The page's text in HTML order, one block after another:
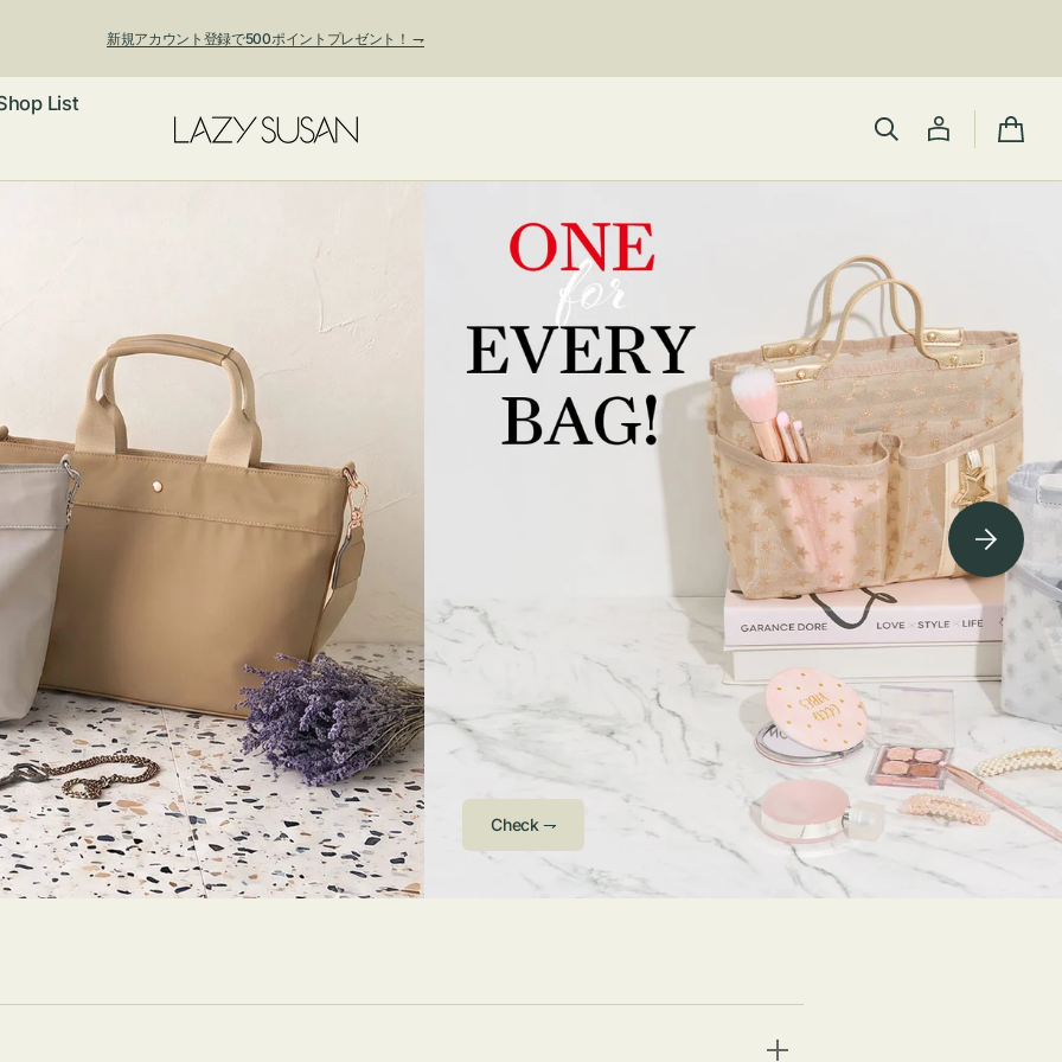
新規アカウント登録で500ポイントプレゼント！ ⇁
夏季休業および発送停止について
レット・
ル
チ
ダーバッ
トフォン
ット
バッグ
ンバッグ
ッグ・サ
グ
ーホルダ
ファン
ル・ハッ
ローブ
・サング
ルーペ
チ・ソッ
List
カ
Arriving Soon⇁